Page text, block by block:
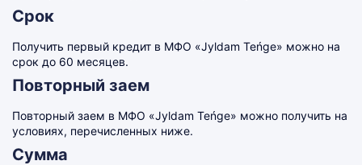
Срок
Получить первый кредит в МФО «Jyldam Teńge» можно на
срок до 60 месяцев.
Повторный заем
Повторный заем в МФО «Jyldam Teńge» можно получить на
условиях, перечисленных ниже.
Сумма